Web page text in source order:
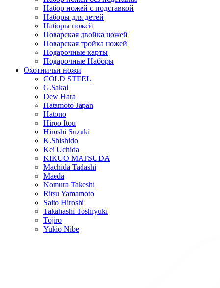
Набор ножей с подставкой
Наборы для детей
Наборы ножей
Поварская двойка ножей
Поварская тройка ножей
Подарочные карты
Подарочные Наборы
Охотничьи ножи
COLD STEEL
G.Sakai
Dew Hara
Hatamoto Japan
Hatono
Hiroo Itou
Hiroshi Suzuki
K.Shishido
Kei Uchida
KIKUO MATSUDA
Machida Tadashi
Maeda
Nomura Takeshi
Ritsu Yamamoto
Saito Hiroshi
Takahashi Toshiyuki
Tojiro
Yukio Nibe